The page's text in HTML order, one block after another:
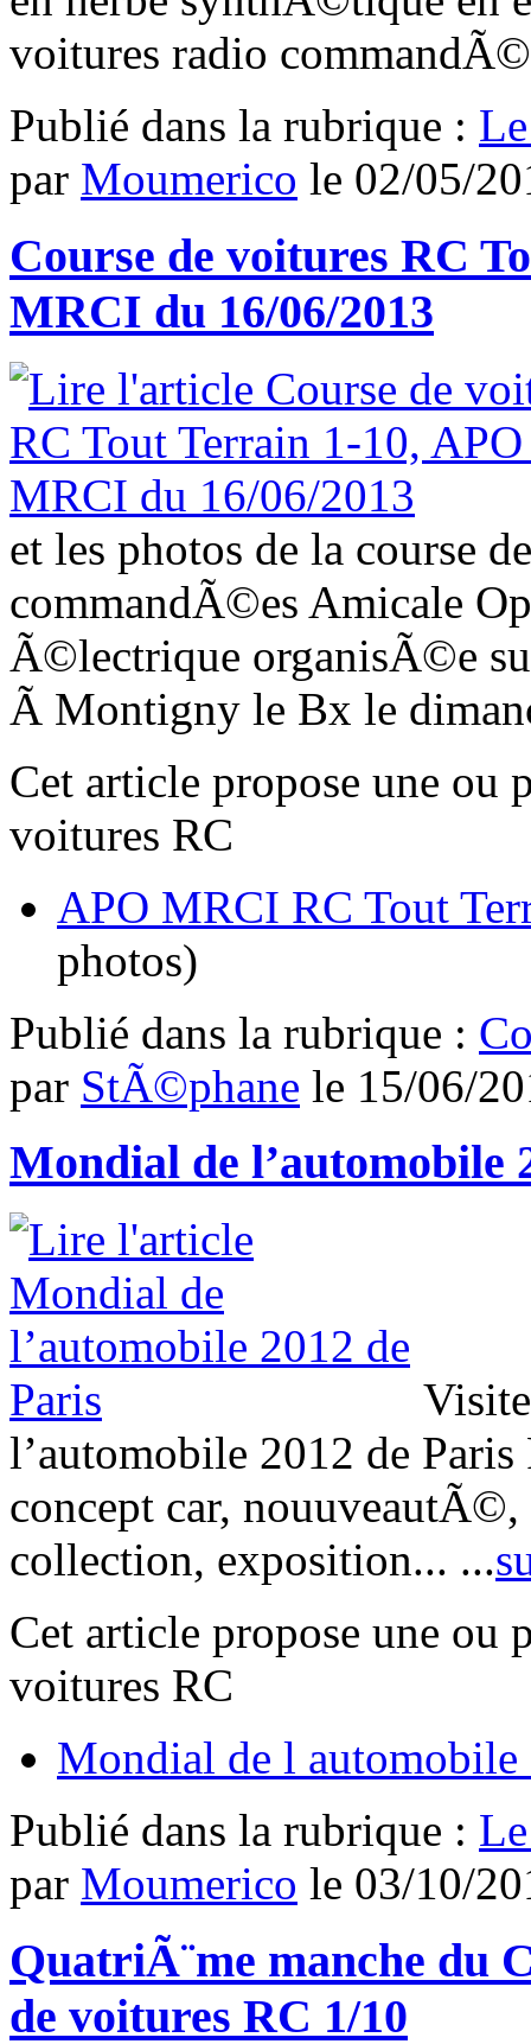
voitures radio
Publié dans la rubrique :
par Moumerico le 02/05/
Course de voitures RC
MRCI du 16/06/2013
et les photos de la course
commandÃ©es Amicale
Ã©lectrique organisÃ©e
Ã Montigny le Bx le
Cet article propose une ou
voitures RC
APO MRCI RC Tout
photos)
Publié dans la rubrique :
par StÃ©phane le 15/06/
Mondial de l’automobile
l’automobile 2012 de Paris
concept car,
collection, exposition... ...
Cet article propose une ou
voitures RC
Mondial de l automobile
Publié dans la rubrique :
par Moumerico le 03/10/
QuatriÃ¨me manche du
de voitures RC 1/10